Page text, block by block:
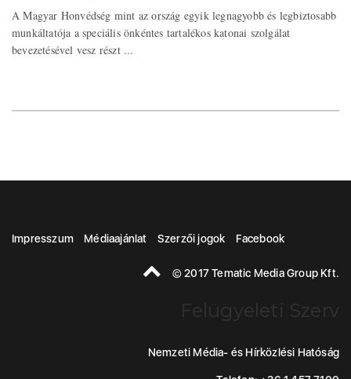
A Magyar Honvédség mint az ország egyik legnagyobb és legbiztosabb
munkáltatója a speciális önkéntes tartalékos katonai szolgálat
bevezetésével vesz részt ...
Impresszum Médiaajánlat Szerzői jogok Facebook
© 2017 Tematic Media Group Kft.
Felügyeleti Szerv
Nemzeti Média- és Hírközlési Hatóság